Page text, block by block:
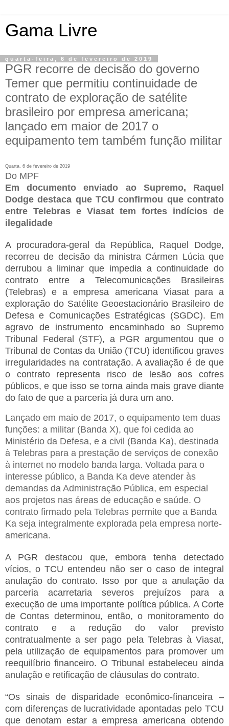
Gama Livre
quarta-feira, 6 de fevereiro de 2019
PGR recorre de decisão do governo
Temer que permitiu continuidade de
contrato de exploração de satélite
brasileiro por empresa americana;
lançado em maior de 2017 o
equipamento tem também função militar
Quarta, 6 de fevereiro de 2019
Do MPF
Em documento enviado ao Supremo, Raquel
Dodge destaca que TCU confirmou que contrato
entre Telebras e Viasat tem fortes indícios de
ilegalidade
A procuradora-geral da República, Raquel Dodge,
recorreu de decisão da ministra Cármen Lúcia que
derrubou a liminar que impedia a continuidade do
contrato entre a Telecomunicações Brasileiras
(Telebras) e a empresa americana Viasat para a
exploração do Satélite Geoestacionário Brasileiro de
Defesa e Comunicações Estratégicas (SGDC). Em
agravo de instrumento encaminhado ao Supremo
Tribunal Federal (STF), a PGR argumentou que o
Tribunal de Contas da União (TCU) identificou graves
irregularidades na contratação. A avaliação é de que
o contrato representa risco de lesão aos cofres
públicos, e que isso se torna ainda mais grave diante
do fato de que a parceria já dura um ano.
Lançado em maio de 2017, o equipamento tem duas
funções: a militar (Banda X), que foi cedida ao
Ministério da Defesa, e a civil (Banda Ka), destinada
à Telebras para a prestação de serviços de conexão
à internet no modelo banda larga. Voltada para o
interesse público, a Banda Ka deve atender às
demandas da Administração Pública, em especial
aos projetos nas áreas de educação e saúde. O
contrato firmado pela Telebras permite que a Banda
Ka seja integralmente explorada pela empresa norte-
americana.
A PGR destacou que, embora tenha detectado
vícios, o TCU entendeu não ser o caso de integral
anulação do contrato. Isso por que a anulação da
parceria acarretaria severos prejuízos para a
execução de uma importante política pública. A Corte
de Contas determinou, então, o monitoramento do
contrato e a redução do valor previsto
contratualmente a ser pago pela Telebras à Viasat,
pela utilização de equipamentos para promover um
reequilíbrio financeiro. O Tribunal estabeleceu ainda
anulação e retificação de cláusulas do contrato.
“Os sinais de disparidade econômico-financeira –
com diferenças de lucratividadeapontadas pelo TCU
que denotam estar a empresa americana obtendo